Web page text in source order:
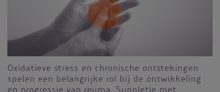
Oxidatieve stress en chronische ontstekingen
spelen een belangrijke rol bij de ontwikkeling